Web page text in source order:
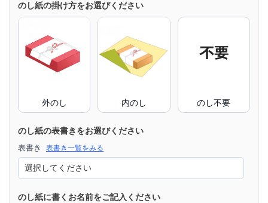
のし紙の掛け方をお選びください
外のし 内のし のし不要
のし紙の表書きをお選びください
表書き 表書き一覧をみる
のし紙に書くお名前をご記入ください